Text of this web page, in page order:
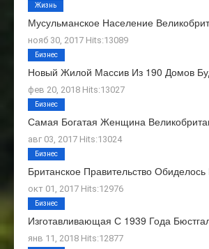
Мусульманское Население
нояб 30, 2017 Hits:13089
Жизнь
Новый Жилой Массив Из 190 Домов
фев 20, 2018 Hits:13027
Бизнес
Самая Богатая Женщина
авг 03, 2017 Hits:13024
Бизнес
Британское Правительство
окт 01, 2017 Hits:12976
Бизнес
Изготавливающая С 1939 Года
янв 11, 2018 Hits:12877
Бизнес